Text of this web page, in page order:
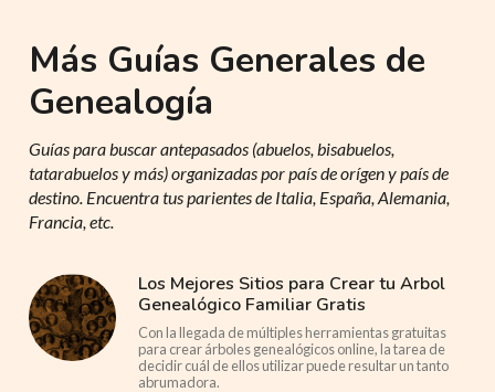
Más Guías Generales de
Genealogía
Guías para buscar antepasados (abuelos, bisabuelos,
tatarabuelos y más) organizadas por país de orígen y país de
destino. Encuentra tus parientes de Italia, España, Alemania,
Francia, etc.
Los Mejores Sitios para Crear tu Arbol
Genealógico Familiar Gratis
Con la llegada de múltiples herramientas gratuitas
para crear árboles genealógicos online, la tarea de
decidir cuál de ellos utilizar puede resultar un tanto
abrumadora.